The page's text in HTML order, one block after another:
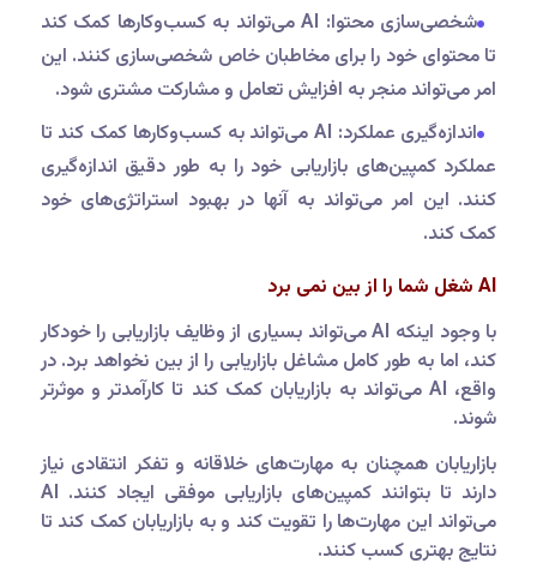
شخصی‌سازی محتوا: AI می‌تواند به کسب‌وکارها کمک کند
تا محتوای خود را برای مخاطبان خاص شخصی‌سازی کنند. این
امر می‌تواند منجر به افزایش تعامل و مشارکت مشتری شود.
اندازه‌گیری عملکرد: AI می‌تواند به کسب‌وکارها کمک کند تا
عملکرد کمپین‌های بازاریابی خود را به طور دقیق اندازه‌گیری
کنند. این امر می‌تواند به آنها در بهبود استراتژی‌های خود
کمک کند.
AI شغل شما را از بین نمی برد
با وجود اینکه AI می‌تواند بسیاری از وظایف بازاریابی را خودکار
کند، اما به طور کامل مشاغل بازاریابی را از بین نخواهد برد. در
واقع، AI می‌تواند به بازاریابان کمک کند تا کارآمدتر و موثرتر
شوند.
بازاریابان همچنان به مهارت‌های خلاقانه و تفکر انتقادی نیاز
دارند تا بتوانند کمپین‌های بازاریابی موفقی ایجاد کنند. AI
می‌تواند این مهارت‌ها را تقویت کند و به بازاریابان کمک کند تا
نتایج بهتری کسب کنند.